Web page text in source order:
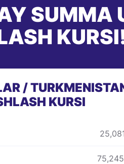
SUMMA
/
KURSI